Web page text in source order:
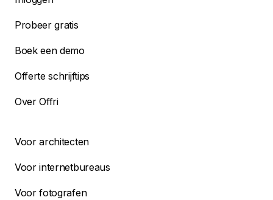
Probeer gratis
Boek een demo
Offerte schrijftips
Over Offri
Voor architecten
Voor internetbureaus
Voor fotografen